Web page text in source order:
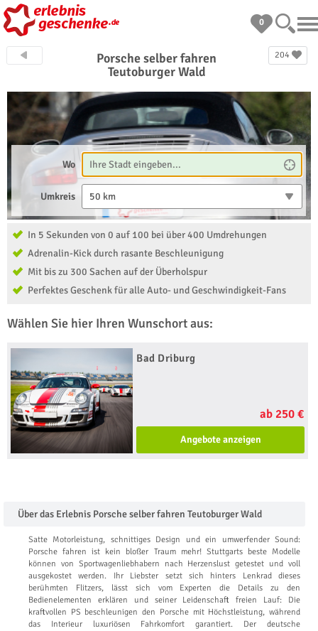
0
204
Porsche selber fahren
Teutoburger Wald
Wo
Umkreis 50 km
In 5 Sekunden von 0 auf 100 bei über 400 Umdrehungen
Adrenalin-Kick durch rasante Beschleunigung
Mit bis zu 300 Sachen auf der Überholspur
Perfektes Geschenk für alle Auto- und Geschwindigkeit-Fans
Wählen Sie hier Ihren Wunschort aus:
Bad Driburg
ab 250 €
Angebote anzeigen
Über das Erlebnis Porsche selber fahren Teutoburger Wald
Satte Motorleistung, schnittiges Design und ein umwerfender Sound:
Porsche fahren ist kein bloßer Traum mehr! Stuttgarts beste Modelle
können von Sportwagenliebhabern nach Herzenslust getestet und voll
ausgekostet werden. Ihr Liebster setzt sich hinters Lenkrad dieses
berühmten Flitzers, lässt sich vom Experten die Details zu den
Bedienelementen erklären und seiner Leidenschaft freien Lauf: Die
kraftvollen PS beschleunigen den Porsche mit Höchstleistung, während
das Interieur luxuriösen Fahrkomfort garantiert. Der deutsche